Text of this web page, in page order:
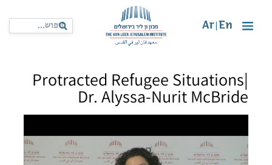
En
Ar
Protracted Refugee Situations|
Dr. Alyssa-Nurit McBride